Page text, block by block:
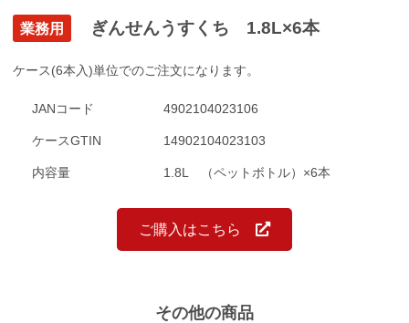
業務用 ぎんせんうすくち 1.8L×6本
ケース(6本入)単位でのご注文になります。
JANコード 4902104023106
ケースGTIN 14902104023103
内容量 1.8L （ペットボトル）×6本
ご購入はこちら
その他の商品